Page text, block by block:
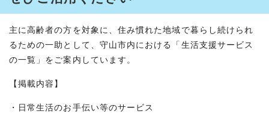
主に高齢者の方を対象に、住み慣れた地域で暮らし続けられ
るための一助として、守山市内における「生活支援サービス
の一覧」をご案内しています。
【掲載内容】
・日常生活のお手伝い等のサービス